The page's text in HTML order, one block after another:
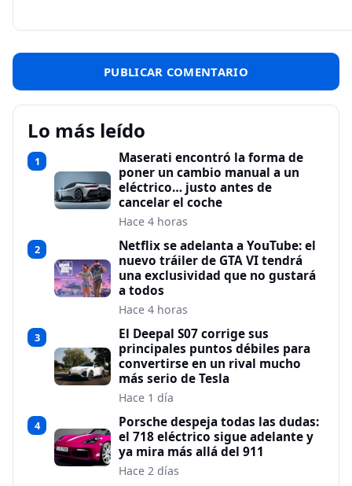
Lo más leído
1
Maserati encontró la forma de
poner un cambio manual a un
eléctrico… justo antes de
cancelar el coche
Hace 4 horas
2
Netflix se adelanta a YouTube: el
nuevo tráiler de GTA VI tendrá
una exclusividad que no gustará
a todos
Hace 4 horas
3
El Deepal S07 corrige sus
principales puntos débiles para
convertirse en un rival mucho
más serio de Tesla
Hace 1 día
4
Porsche despeja todas las dudas:
el 718 eléctrico sigue adelante y
ya mira más allá del 911
Hace 2 días